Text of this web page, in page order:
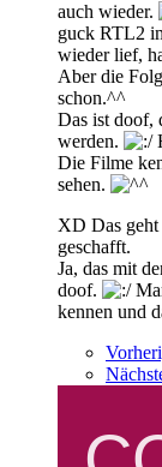
auch wieder.
guck RTL2
wieder lief,
Aber die
schon.^^
Das ist doof,
werden.
Die Filme
sehen.
XD Das geht
geschafft.
Ja, das mit
doof.
kennen und